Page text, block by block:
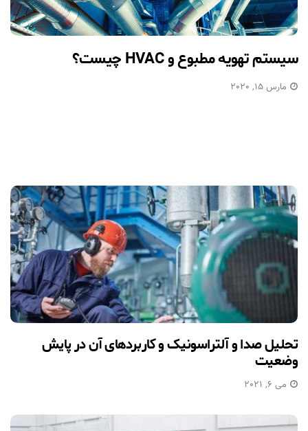
سیستم تهویه مطبوع و HVAC چیست؟
مارس 15, 2020
تحلیل صدا و آلتراسونیک و کاربردهای آن در پایش
وضعیت
می 6, 2021